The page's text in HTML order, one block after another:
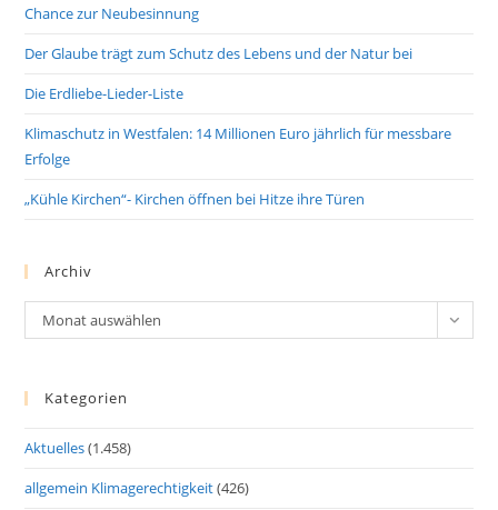
Chance zur Neubesinnung
Der Glaube trägt zum Schutz des Lebens und der Natur bei
Die Erdliebe-Lieder-Liste
Klimaschutz in Westfalen: 14 Millionen Euro jährlich für messbare
Erfolge
„Kühle Kirchen“- Kirchen öffnen bei Hitze ihre Türen
Archiv
Archiv
Monat auswählen
Kategorien
Aktuelles(1.458)
allgemein Klimagerechtigkeit(426)